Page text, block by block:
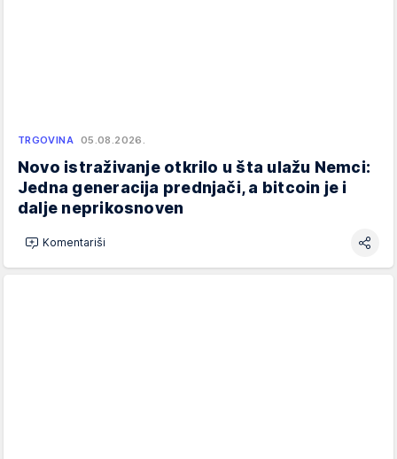
TRGOVINA 05.08.2026.
Novo istraživanje otkrilo u šta ulažu Nemci:
Jedna generacija prednjači, a bitcoin je i
dalje neprikosnoven
Komentariši